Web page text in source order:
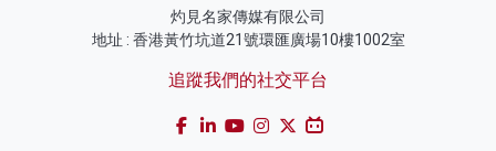
灼見名家傳媒有限公司
地址 : 香港黃竹坑道21號環匯廣場10樓1002室
追蹤我們的社交平台